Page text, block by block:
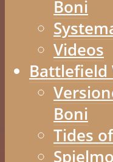
Boni
Videos
Battlefield
Boni
Tides